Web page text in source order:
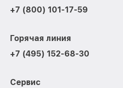
+7 (800) 101-17-59
Горячая линия
+7 (495) 152-68-30
Сервис